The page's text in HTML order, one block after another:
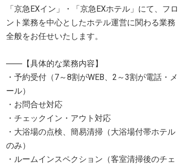
「京急EXイン」・「京急EXホテル」にて、フロ
ント業務を中心としたホテル運営に関わる業務
全般をお任せいたします。
――【具体的な業務内容】
・予約受付（7～8割がWEB、2～3割が電話・メ
ール）
・お問合せ対応
・チェックイン・アウト対応
・大浴場の点検、簡易清掃（大浴場付帯ホテル
のみ）
・ルームインスペクション（客室清掃後のチェ